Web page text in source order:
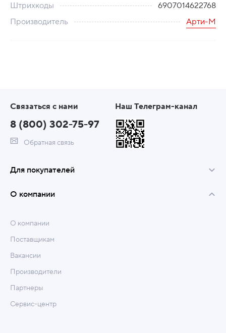
Штрихкоды
6907014622768
Производитель
Арти-М
Связаться с нами
8 (800) 302-75-97
Обратная связь
Наш Телеграм-канал
Для покупателей
О компании
О компании
Поставщикам
Вакансии
Производители
Партнеры
Сервис-центр